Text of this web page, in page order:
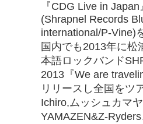
『CDG Live in Japan
(Shrapnel Records
international/P-Vine)
国内でも2013年に松
本語ロックバンド
2013『We are
リリースし全国をツ
Ichiro,ムッシュカマ
YAMAZEN&Z-